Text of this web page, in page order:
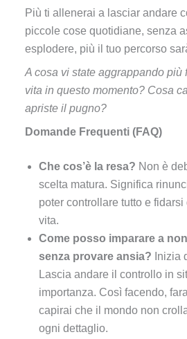
Più ti allenerai a lasciar andare
piccole cose quotidiane, senza
esplodere, più il tuo percorso
A cosa vi state aggrappando più
vita in questo momento? Cosa
apriste il pugno?
Domande Frequenti (FAQ)
Che cos’è la resa? Non è
scelta matura. Significa
poter controllare tutto e
vita.
Come posso imparare a
senza provare ansia? Inizia
Lascia andare il controllo in
importanza. Così facendo,
capirai che il mondo non
ogni dettaglio.